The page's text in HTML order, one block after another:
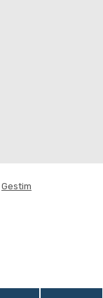
Gestim